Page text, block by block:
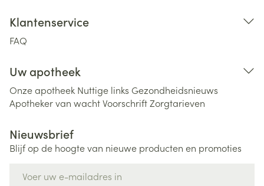
Klantenservice
FAQ
Uw apotheek
Onze apotheek Nuttige links Gezondheidsnieuws
Apotheker van wachtVoorschriftZorgtarieven
Nieuwsbrief
Blijf op de hoogte van nieuwe producten en promoties